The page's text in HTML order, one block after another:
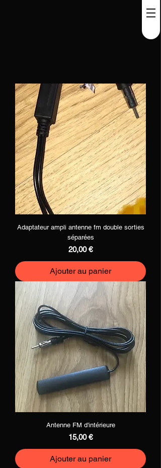
Adaptateur ampli antenne fm double sorties
séparées
Prix
20,00 €
Ajouter au panier
Antenne FM d'intérieure
Prix
15,00 €
Ajouter au panier